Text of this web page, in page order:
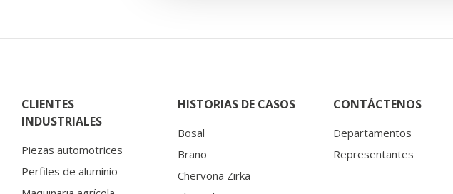
CLIENTES
INDUSTRIALES
Piezas automotrices
Perfiles de aluminio
HISTORIAS DE CASOS
Bosal
Brano
Chervona Zirka
CONTÁCTENOS
Departamentos
Representantes